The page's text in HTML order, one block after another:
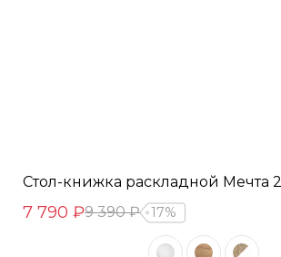
Стол-книжка раскладной Мечта 2
7 790 ₽9 390 ₽ 17%